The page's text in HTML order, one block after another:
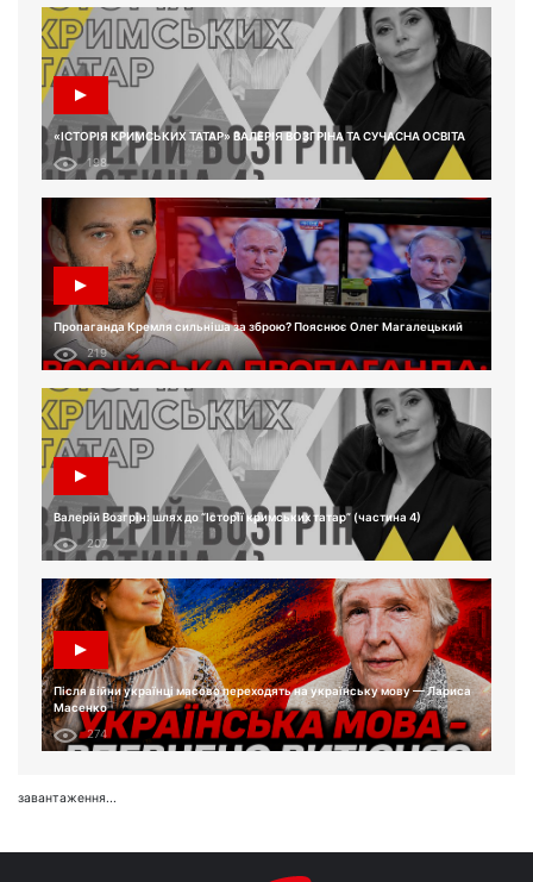
«ІСТОРІЯ КРИМСЬКИХ ТАТАР» ВАЛЕРІЯ ВОЗГРІНА ТА СУЧАСНА ОСВІТА
198
Пропаганда Кремля сильніша за зброю? Пояснює Олег Магалецький
219
Валерій Возгрін: шлях до “Історії кримських татар” (частина 4)
207
Після війни українці масово переходять на українську мову — Лариса
Масенко
274
завантаження...